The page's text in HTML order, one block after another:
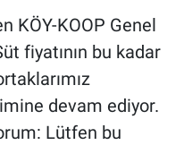
KÖY-KOOP Genel
fiyatının bu kadar
devam ediyor.
Lütfen bu